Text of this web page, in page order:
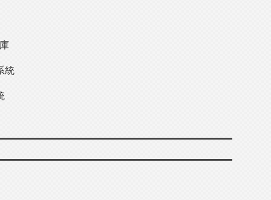
統